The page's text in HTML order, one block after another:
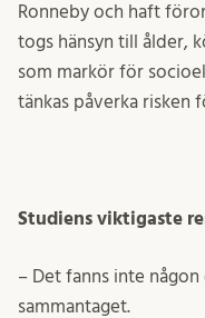
Ronneby och haft
togs hänsyn till ålder,
som markör för
tänkas påverka risken
Studiens viktigaste
– Det fanns inte
sammantaget.